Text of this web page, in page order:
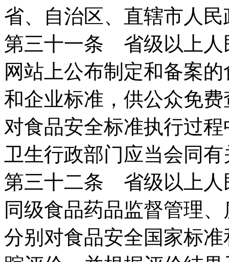
省、自治区、直辖市人
第三十一条 省级以上人
网站上公布制定和备案
和企业标准，供公众免
对食品安全标准执行过
卫生行政部门应当会同
第三十二条 省级以上人
同级食品药品监督管理
分别对食品安全国家标